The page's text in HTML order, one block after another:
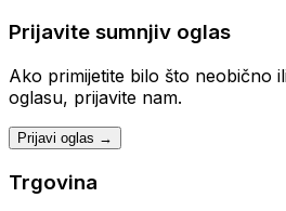
Prijavite sumnjiv oglas
Ako primijetite bilo što neobično
oglasu, prijavite nam.
Prijavi oglas →
Trgovina